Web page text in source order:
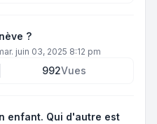
?
juin 03, 2025 8:12 pm
992Vues
enfant. Qui d'autre est